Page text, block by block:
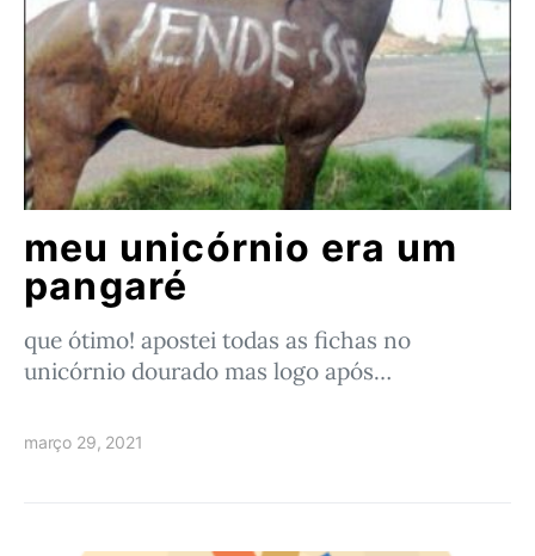
meu unicórnio era um
pangaré
que ótimo! apostei todas as fichas no
unicórnio dourado mas logo após…
março 29, 2021